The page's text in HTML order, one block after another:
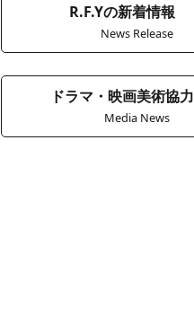
R.F.Yの新着情報
News Release
ドラマ・映画美術協力
Media News